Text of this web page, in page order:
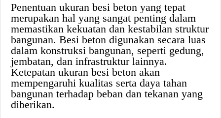
Penentuan ukuran besi beton yang tepat
merupakan hal yang sangat penting dalam
memastikan kekuatan dan kestabilan struktur
bangunan. Besi beton digunakan secara luas
dalam konstruksi bangunan, seperti gedung,
jembatan, dan infrastruktur lainnya.
Ketepatan ukuran besi beton akan
mempengaruhi kualitas serta daya tahan
bangunan terhadap beban dan tekanan yang
diberikan.